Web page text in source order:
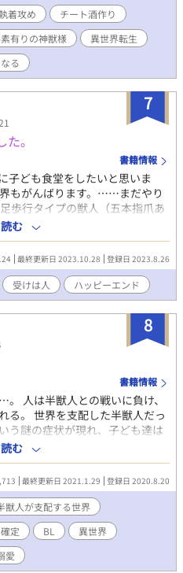
着攻め
チート酒作り
有りの神獣様
異世界転生
る
7
。
書籍情報
子ども食堂をしたいと思いま
もがんばります。……まだやり
歩行タイプの獣人（五本指爪あ
堂店主 ＊運命の番なので攻め
トックなしのりあるたいむ更新
む
最終更新日 2023.10.28 登録日 2023.8.26
受けは人 ハッピーエンド
8
書籍情報
人は半獣人との戦いに負け、
る。 世界を支配した半獣人だっ
う謎の症状が現れ、子ども達は
う。 なかなか治療法が見つから
凶獣化を抑える方法が見つか
それにより始まる半獣人による
うに生活を始める。 数十年後…
森の奥深くで小さな集落を築
に生まれたハイルは父と二人で
で半獣人を見かけたという情
へと身を隠す。 ハイル親子も
で狩りを行なっている時に半
む
最終更新日 2021.1.29 登録日 2020.8.20
獣人が支配する世界
定 BL
異世界
愛